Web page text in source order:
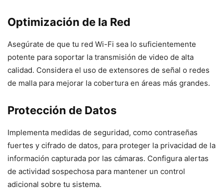
Optimización de la Red
Asegúrate de que tu red Wi-Fi sea lo suficientemente
potente para soportar la transmisión de video de alta
calidad. Considera el uso de extensores de señal o redes
de malla para mejorar la cobertura en áreas más grandes.
Protección de Datos
Implementa medidas de seguridad, como contraseñas
fuertes y cifrado de datos, para proteger la privacidad de la
información capturada por las cámaras. Configura alertas
de actividad sospechosa para mantener un control
adicional sobre tu sistema.